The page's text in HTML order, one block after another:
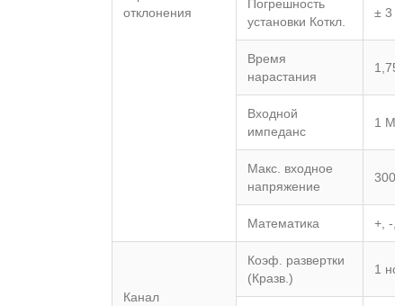
отклонения
Погрешность
установки Коткл.
± 3
Время
нарастания
Входной
импеданс
1
Макс. входное
напряжение
Математика +,
Канал
Коэф. развертки
(Кразв.)
1